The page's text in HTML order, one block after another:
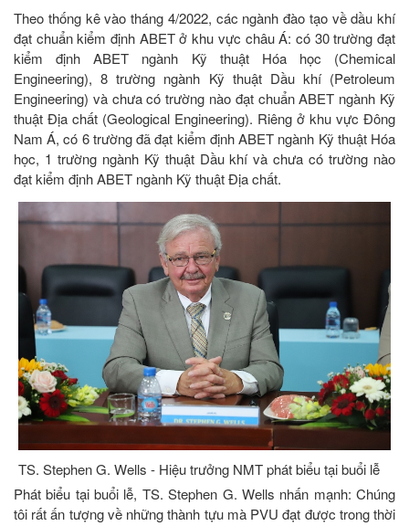
Theo thống kê vào tháng 4/2022, các ngành đào tạo về dầu khí
đạt chuẩn kiểm định ABET ở khu vực châu Á: có 30 trường đạt
kiểm định ABET ngành Kỹ thuật Hóa học (Chemical
Engineering), 8 trường ngành Kỹ thuật Dầu khí (Petroleum
Engineering) và chưa có trường nào đạt chuẩn ABET ngành Kỹ
thuật Địa chất (Geological Engineering). Riêng ở khu vực Đông
Nam Á, có 6 trường đã đạt kiểm định ABET ngành Kỹ thuật Hóa
học, 1 trường ngành Kỹ thuật Dầu khí và chưa có trường nào
đạt kiểm định ABET ngành Kỹ thuật Địa chất.
TS. Stephen G. Wells - Hiệu trưởng NMT phát biểu tại buổi lễ
Phát biểu tại buổi lễ, TS. Stephen G. Wells nhấn mạnh: Chúng
tôi rất ấn tượng về những thành tựu mà PVU đạt được trong thời